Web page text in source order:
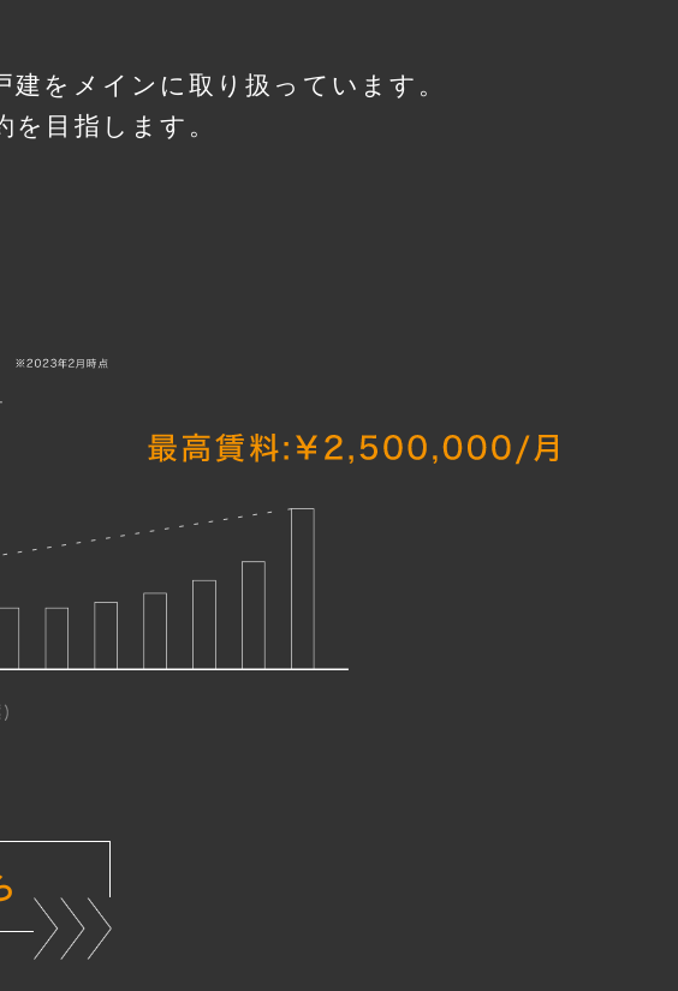
をメインに取り扱っています。
目指します。